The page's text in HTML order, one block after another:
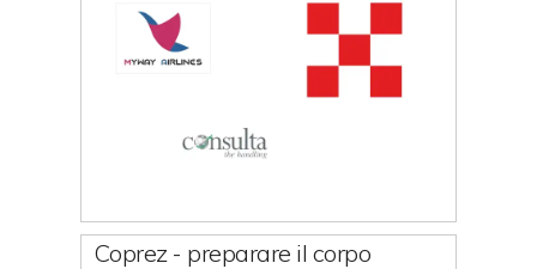
Coprez - preparare il corpo